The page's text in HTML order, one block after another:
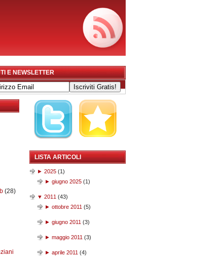
E NEWSLETTER
(28)
LISTA ARTICOLI
► 2025 (1)
► giugno 2025 (1)
▼ 2011 (43)
► ottobre 2011 (5)
► giugno 2011 (3)
► maggio 2011 (3)
► aprile 2011 (4)